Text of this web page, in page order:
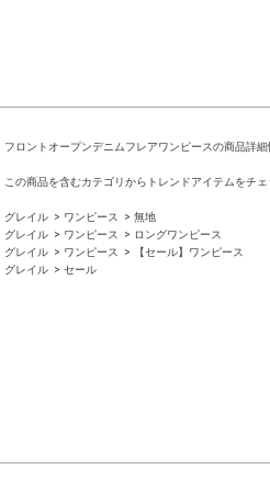
フロントオープンデニムフレアワンピースの商品詳細
この商品を含むカテゴリからトレンドアイテムをチェ
グレイル ワンピース
無地
グレイル
ワンピース
ロングワンピース
グレイル
ワンピース
【セール】ワンピース
グレイル
セール